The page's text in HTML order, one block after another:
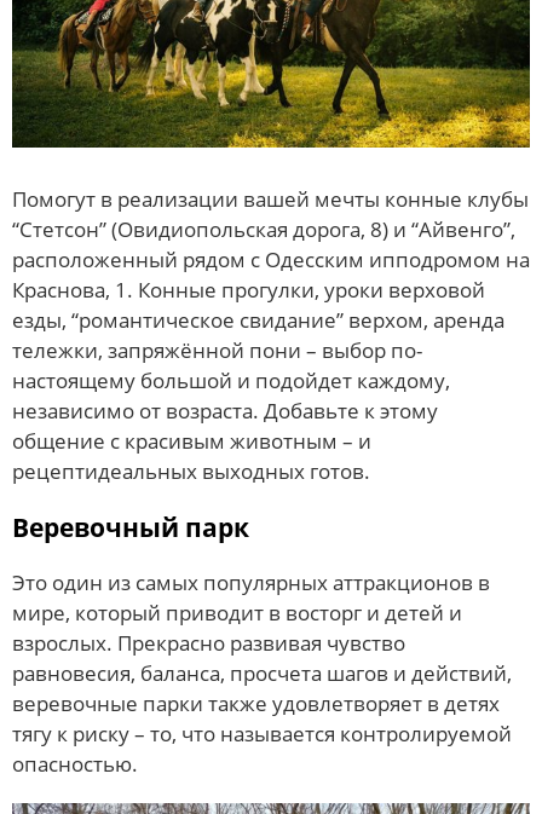
Помогут в реализации вашей мечты конные клубы
“Стетсон” (Овидиопольская дорога, 8) и “Айвенго”,
расположенный рядом с Одесским ипподромом на
Краснова, 1. Конные прогулки, уроки верховой
езды, “романтическое свидание” верхом, аренда
тележки, запряжённой пони – выбор по-
настоящему большой и подойдет каждому,
независимо от возраста. Добавьте к этому
общение с красивым животным – и
рецептидеальных выходных готов.
Веревочный парк
Это один из самых популярных аттракционов в
мире, который приводит в восторг и детей и
взрослых. Прекрасно развивая чувство
равновесия, баланса, просчета шагов и действий,
веревочные парки также удовлетворяет в детях
тягу к риску – то, что называется контролируемой
опасностью.